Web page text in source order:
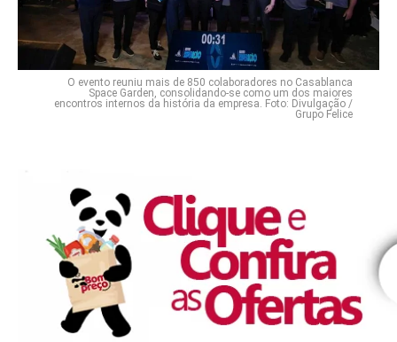
O evento reuniu mais de 850 colaboradores no Casablanca
Space Garden, consolidando-se como um dos maiores
encontros internos da história da empresa. Foto: Divulgação /
Grupo Felice